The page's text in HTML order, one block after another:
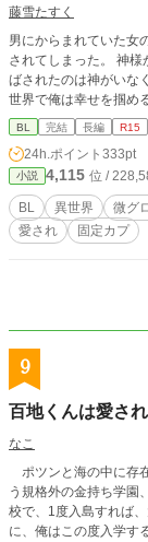
藤雪たすく
男にからまれていた
されてしまった。 神
ばされたのは神がいな
世界で俺は幸せを掴め
BL 完結 長編 R15
24h.ポイント 333pt
小説 4,115 位 /
BL 異世界 微グ
愛され
固定カプ
9
百地くんは愛さ
なこ
ポツンと海の中に存
う規格外の金持ち学園
校で、1度入島すれば
に、俺はこの度入学することになった。 「そ